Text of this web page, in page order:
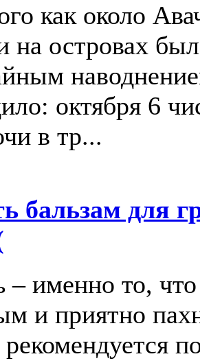
как около
на островах
октября 6
в тр...
бальзам для
именно то, что
и приятно